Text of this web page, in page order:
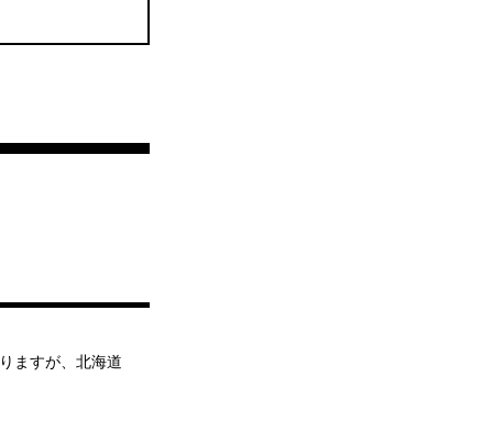
ますが、北海道